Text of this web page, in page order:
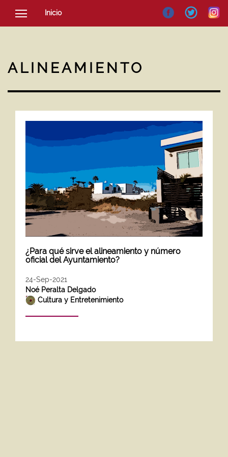
Inicio
SOCIEDAD
NOTICIAS
ALINEAMIENTO
¿Para qué sirve el alineamiento y número
oficial del Ayuntamiento?
24-Sep-2021
Noé Peralta Delgado
Cultura y Entretenimiento